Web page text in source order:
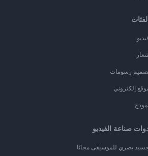
رسومات
إلكتروني
صناعة الفيديو
بصري للموسيقى مجانًا